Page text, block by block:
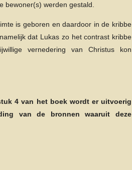
bewoner(s) werden gestald.
is geboren en daardoor in de kribbe
dat Lukas zo het contrast kribbe
vernedering van Christus kon
4 van het boek wordt er uitvoerig
van de bronnen waaruit deze